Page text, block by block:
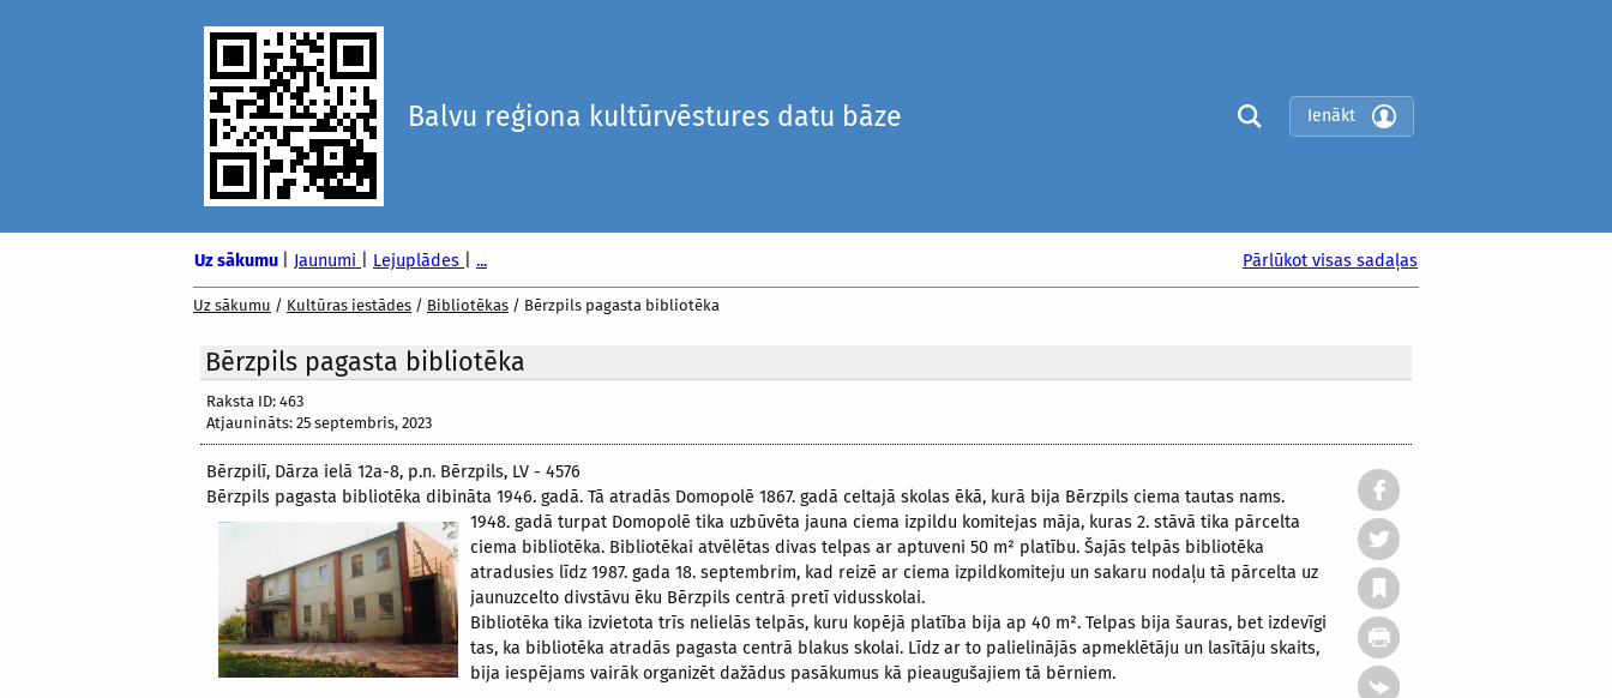
Balvu reģiona kultūrvēstures datu bāze Ienākt
Uz sākumu Jaunumi Lejuplādes ... Pārlūkot visas sadaļas
Uz sākumu / Kultūras iestādes / Bibliotēkas / Bērzpils pagasta bibliotēka
Bērzpils pagasta bibliotēka
Raksta ID: 463
Atjaunināts: 25 septembris, 2023
Bērzpilī, Dārza ielā 12a-8, p.n. Bērzpils, LV - 4576
Bērzpils pagasta bibliotēka dibināta 1946. gadā. Tā atradās Domopolē 1867. gadā celtajā skolas ēkā, kurā bija Bērzpils ciema tautas nams.
1948. gadā turpat Domopolē tika uzbūvēta jauna ciema izpildu komitejas māja, kuras 2. stāvā tika pārcelta
ciema bibliotēka. Bibliotēkai atvēlētas divas telpas ar aptuveni 50 m² platību. Šajās telpās bibliotēka
atradusies līdz 1987. gada 18. septembrim, kad reizē ar ciema izpildkomiteju un sakaru nodaļu tā pārcelta uz
jaunuzcelto divstāvu ēku Bērzpils centrā pretī vidusskolai.
Bibliotēka tika izvietota trīs nelielās telpās, kuru kopējā platība bija ap 40 m². Telpas bija šauras, bet izdevīgi
tas, ka bibliotēka atradās pagasta centrā blakus skolai. Līdz ar to palielinājās apmeklētāju un lasītāju skaits,
bija iespējams vairāk organizēt dažādus pasākumus kā pieaugušajiem tā bērniem.